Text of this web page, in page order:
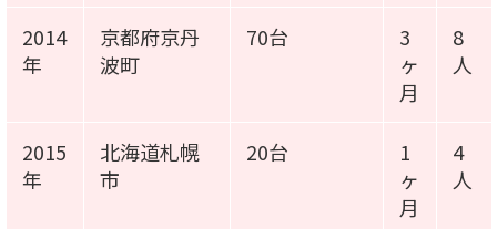
2014
年
京都府京丹
波町
70台
3
ヶ
月
8
人
2015
年
北海道札幌
市
20台
1
ヶ
月
4
人